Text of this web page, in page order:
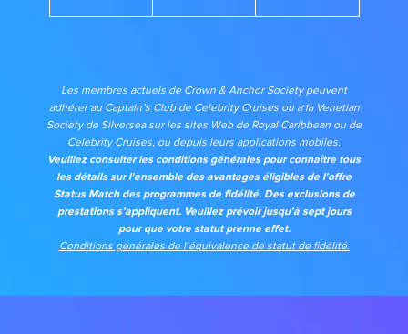
Les membres actuels de Crown & Anchor Society peuvent
adhérer au Captain’s Club de Celebrity Cruises ou à la Venetian
Society de Silversea sur les sites Web de Royal Caribbean ou de
Celebrity Cruises, ou depuis leurs applications mobiles.
Veuillez consulter les conditions générales pour connaître tous
les détails sur l'ensemble des avantages éligibles de l'offre
Status Match des programmes de fidélité. Des exclusions de
prestations s’appliquent. Veuillez prévoir jusqu'à sept jours
pour que votre statut prenne effet.
Conditions générales de l’équivalence de statut de fidélité.